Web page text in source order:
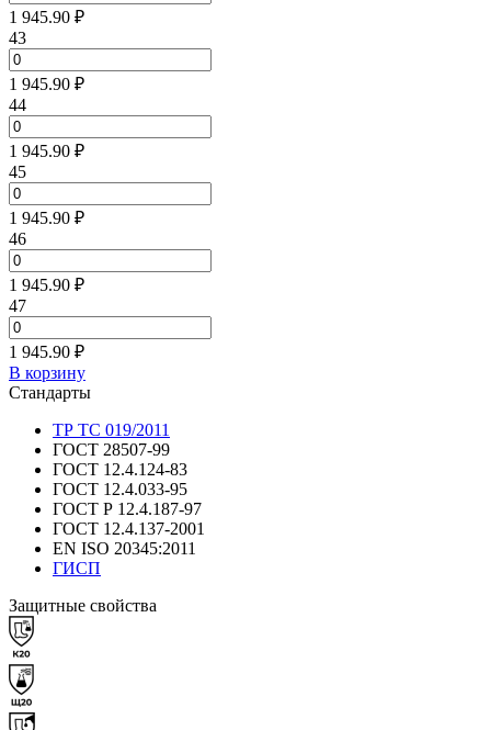
1 945.90 ₽
43
1 945.90 ₽
44
1 945.90 ₽
45
1 945.90 ₽
46
1 945.90 ₽
47
1 945.90 ₽
В корзину
Стандарты
ТР ТС 019/2011
ГОСТ 28507-99
ГОСТ 12.4.124-83
ГОСТ 12.4.033-95
ГОСТ Р 12.4.187-97
ГОСТ 12.4.137-2001
EN ISO 20345:2011
ГИСП
Защитные свойства